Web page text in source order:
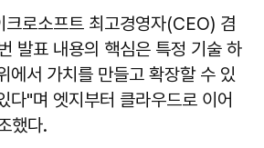
크로소프트 최고경영자(CEO) 겸
발표 내용의 핵심은 특정 기술 하
에서 가치를 만들고 확장할 수 있
다"며 엣지부터 클라우드로 이어
했다.